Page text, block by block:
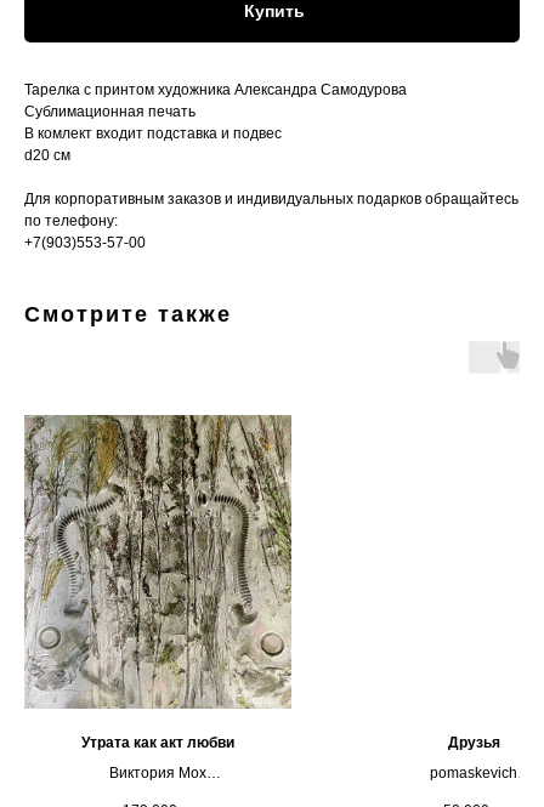
Купить
Тарелка с принтом художника Александра Самодурова
Сублимационная печать
В комлект входит подставка и подвес
d20 см
Для корпоративным заказов и индивидуальных подарков обращайтесь
по телефону:
+7(903)553-57-00
Смотрите также
Утрата как акт любви
Виктория Мох
Друзья
pomaskevich